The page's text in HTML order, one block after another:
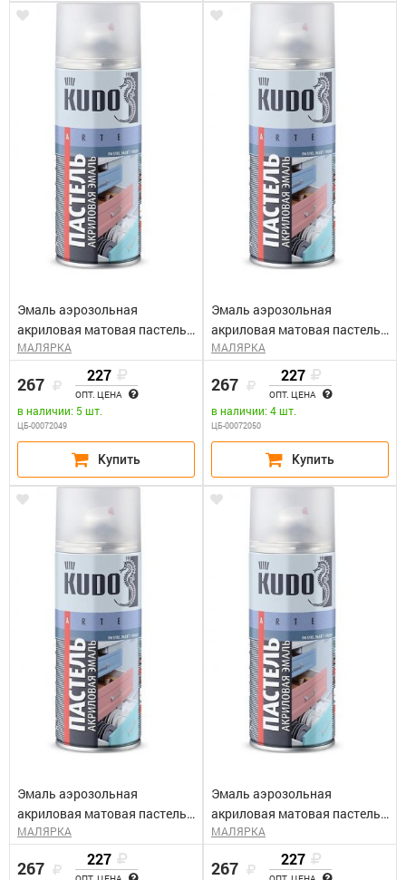
Эмаль аэрозольная
акриловая матовая пастель
желтая (0,52л)Kudo KU-A107
МАЛЯРКА
267 227
ОПТ. ЦЕНА
в наличии: 5 шт.
ЦБ-00072049
Эмаль аэрозольная
акриловая матовая пастель
зеленая (0,52л)Kudo KU-A103
МАЛЯРКА
267 227
ОПТ. ЦЕНА
в наличии: 4 шт.
ЦБ-00072050
Эмаль аэрозольная
акриловая матовая пастель
розовая (0,52л)Kudo KU-A101
МАЛЯРКА
267 227
Эмаль аэрозольная
акриловая матовая пастель
сиреневая (0,52л)Kudo KU-
МАЛЯРКА
267 227